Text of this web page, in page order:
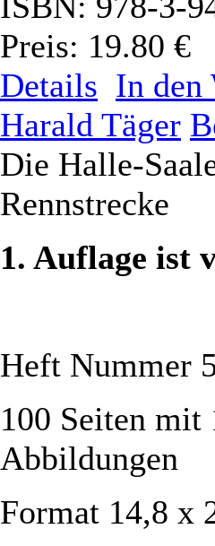
Preis: 19.80 €
Details In den
Harald Täger
Die Halle-
Rennstrecke
1. Auflage ist
Heft Nummer
100 Seiten mit
Abbildungen
Format 14,8 x